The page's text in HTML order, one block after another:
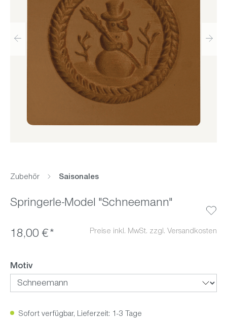
Zubehör Saisonales
Springerle-Model "Schneemann"
18,00 €* Preise inkl. MwSt. zzgl. Versandkosten
Motivauswählen
Sofort verfügbar, Lieferzeit: 1-3 Tage